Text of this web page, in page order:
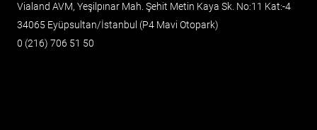
Vialand AVM, Yeşilpınar Mah. Şehit Metin Kaya Sk. No:11 Kat:-4
34065 Eyüpsultan/İstanbul (P4 Mavi Otopark)
0 (216) 706 51 50